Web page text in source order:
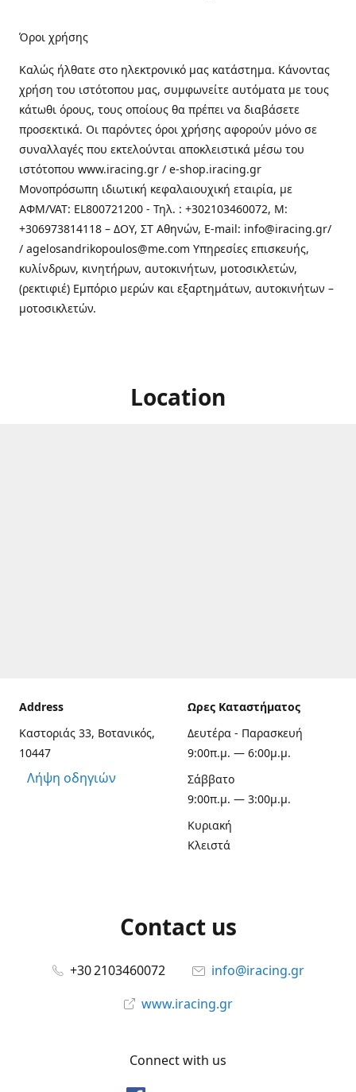
Όροι χρήσης
Καλώς ήλθατε στo ηλεκτρονικό μας κατάστημα. Κάνοντας
χρήση του ιστότοπου μας, συμφωνείτε αυτόματα με τους
κάτωθι όρους, τους οποίους θα πρέπει να διαβάσετε
προσεκτικά. Οι παρόντες όροι χρήσης αφορούν μόνο σε
συναλλαγές που εκτελούνται αποκλειστικά μέσω του
ιστότοπου www.iracing.gr / e-shop.iracing.gr
Μονοπρόσωπη ιδιωτική κεφαλαιουχική εταιρία, με
ΑΦΜ/VAT: EL800721200 - Τηλ. : +302103460072, M:
+306973814118 – ΔΟΥ, ΣΤ Αθηνών, E-mail: info@iracing.gr/
/ agelosandrikopoulos@me.com Υπηρεσίες επισκευής,
κυλίνδρων, κινητήρων, αυτοκινήτων, μοτοσικλετών,
(ρεκτιφιέ) Εμπόριο μερών και εξαρτημάτων, αυτοκινήτων –
μοτοσικλετών.
Location
Address
Καστοριάς 33, Βοτανικός,
10447
Λήψη οδηγιών
Ωρες Καταστήματος
Δευτέρα - Παρασκευή
9:00π.μ. — 6:00μ.μ.
Σάββατο
9:00π.μ. — 3:00μ.μ.
Κυριακή
Κλειστά
Contact us
+30 2103460072
info@iracing.gr
www.iracing.gr
Connect with us